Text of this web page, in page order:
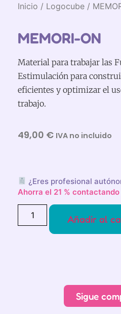
Inicio / Logocube /
MEMORI-ON
Material para trabajar las
Estimulación para
eficientes y optimizar el
trabajo.
49,00 € IVA no incluido
¿Eres profesional
Ahorra el 21 %
Añadir al
Sigue